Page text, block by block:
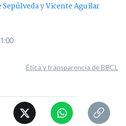
SepúlvedayVicente Aguilar
Ética y transparencia de BBCL